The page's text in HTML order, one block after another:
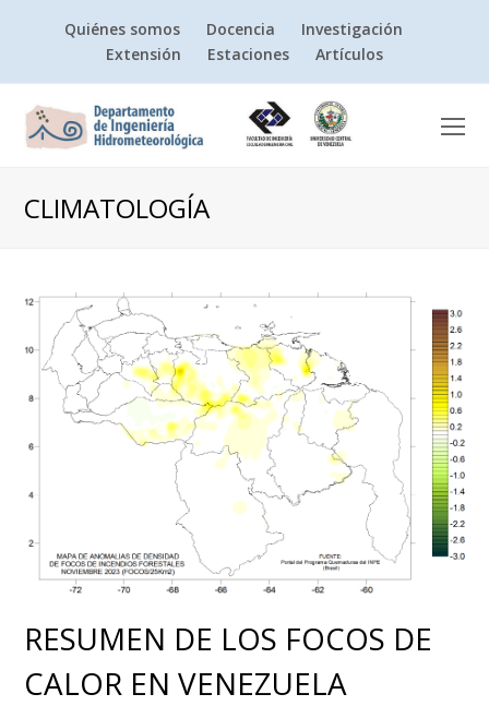
Quiénes somos Docencia
Investigación
Extensión
Estaciones Artículos
CLIMATOLOGÍA
RESUMEN DE LOS FOCOS DE
CALOR EN VENEZUELA